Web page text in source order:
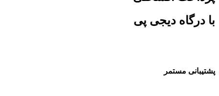
با درگاه دیجی پی
پشتیبانی مستمر